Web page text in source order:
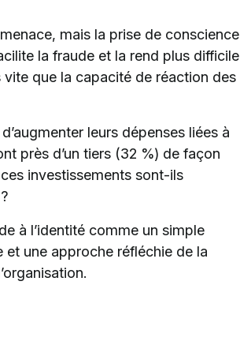
mais la prise de conscience
la fraude et la rend plus difficile
que la capacité de réaction des
leurs dépenses liées à
près d’un tiers (32 %) de façon
investissements sont-ils
à l’identité comme un simple
et une approche réfléchie de la